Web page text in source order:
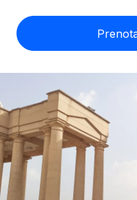
Chiedi a un esperto
Affidati agli esperti
compliance globale
Integra l'HR globale
flessibile
CASE STUDIES
English
Nederlands
Français
Deutsch
Español
Italiano